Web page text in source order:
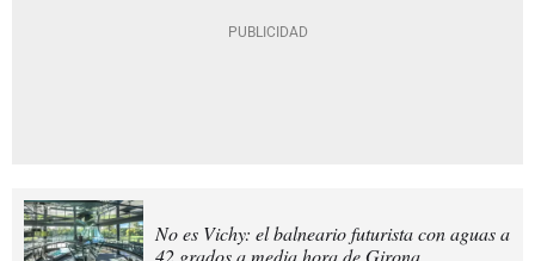
No es Vichy: el balneario futurista con aguas a